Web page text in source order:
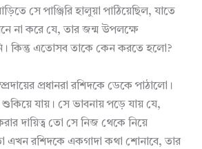
সে পাঞ্জিরি হালুয়া পাঠিয়েছিল, যাতে
না করে যে, তার জন্ম উপলক্ষে
কিন্তু এতোসব তাকে কেন করতে হলো?
প্রধানরা রশিদকে ডেকে পাঠালো।
যায়। সে ভাবনায় পড়ে যায় যে,
দায়িত্ব তো সে নিজ থেকে নিয়ে
এখন রশিদকে একগাদা কথা শোনাবে, তার